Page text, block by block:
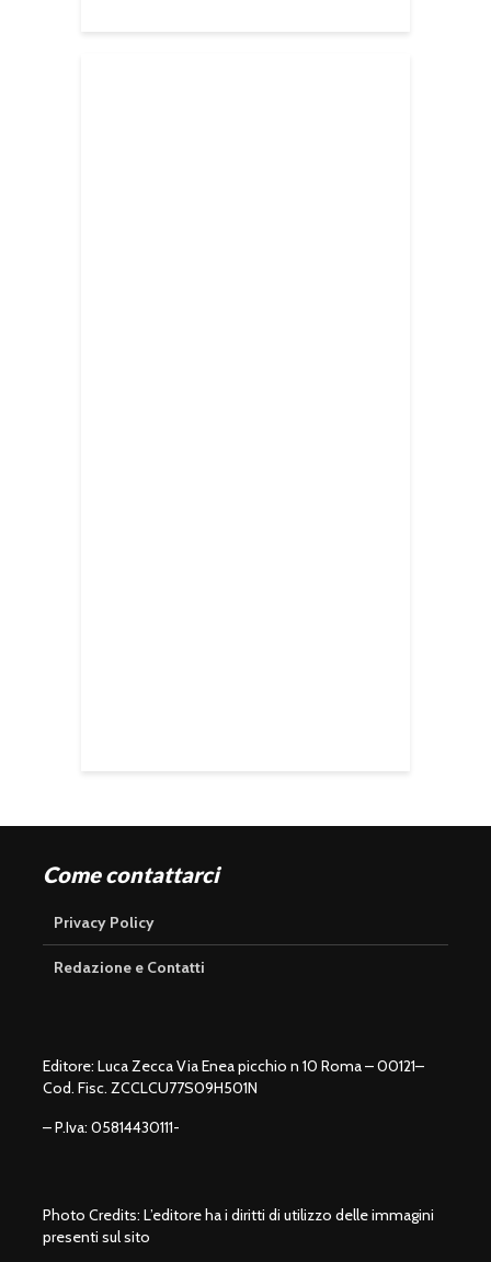
Come contattarci
Privacy Policy
Redazione e Contatti
Editore: Luca Zecca Via Enea picchio n 10 Roma – 00121–
Cod. Fisc. ZCCLCU77S09H501N
– P.Iva: 05814430111-
Photo Credits: L’editore ha i diritti di utilizzo delle immagini
presenti sul sito